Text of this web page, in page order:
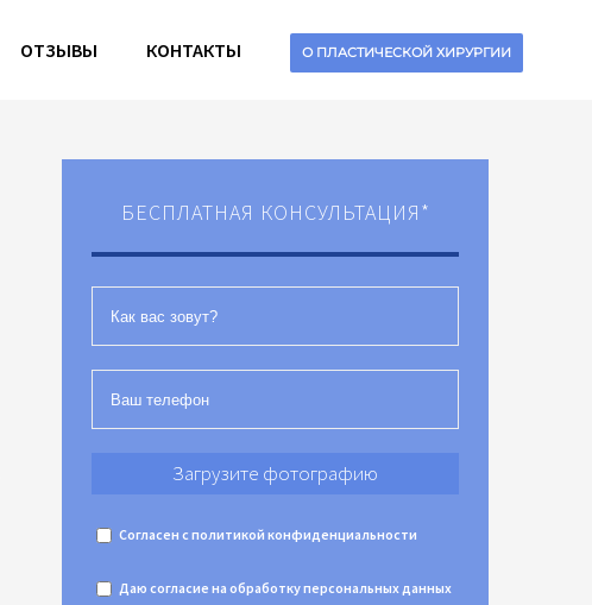
ОТЗЫВЫ КОНТАКТЫ О ПЛАСТИЧЕСКОЙ ХИРУРГИИ
БЕСПЛАТНАЯ КОНСУЛЬТАЦИЯ*
Загрузите фотографию
Согласен сполитикой конфиденциальности
Даюсогласие на обработку персональных данных